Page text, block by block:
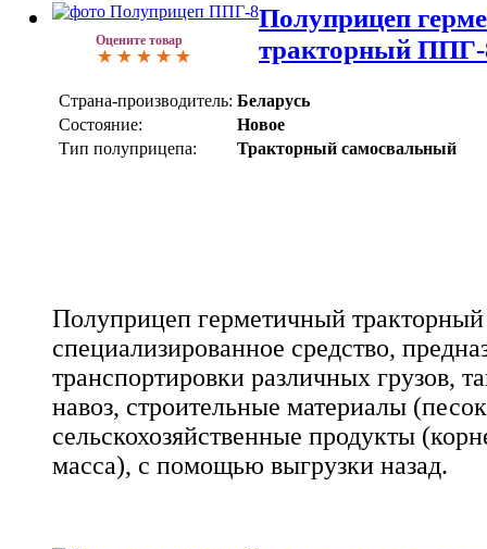
Оцените товар
Полуприцеп
тракторный
Страна-производитель: Беларусь
Состояние:
Новое
Тип полуприцепа:
Тракторный самосвальный
Полуприцеп герметичный
специализированное средство,
транспортировки различных грузов,
навоз, строительные материалы
сельскохозяйственные продукты
масса), с помощью выгрузки назад.